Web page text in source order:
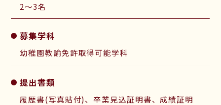
2〜3名
募集学科
幼稚園教諭免許取得可能学科
提出書類
履歴書(写真貼付)、卒業見込証明書、成績証明